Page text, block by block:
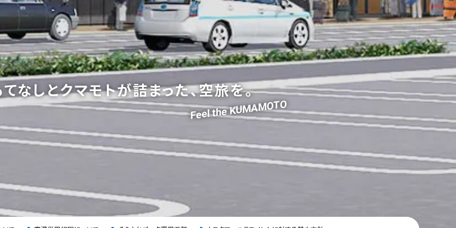
なしとクマモトが詰まった、空旅を。
Feel the KUMAMOTO